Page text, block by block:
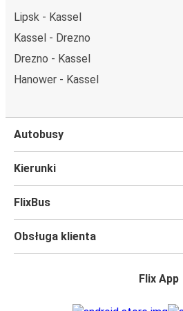
zakupu biletu. Do wyboru masz
miejsce obok.
Wystarczy zarezerwować je online
FlixBusa podczas zakupu biletu,
Lipsk - Kassel
Kassel - Drezno
Drezno - Kassel
Hanower - Kassel
Autobusy
Kierunki
FlixBus
Obsługa klienta
Flix App